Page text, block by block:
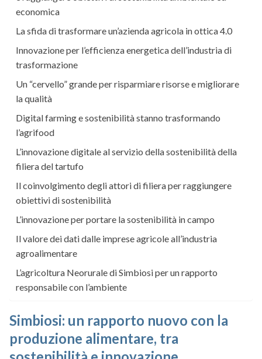
economica
La sfida di trasformare un’azienda agricola in ottica 4.0
Innovazione per l’efficienza energetica dell’industria di
trasformazione
Un “cervello” grande per risparmiare risorse e migliorare
la qualità
Digital farming e sostenibilità stanno trasformando
l’agrifood
L’innovazione digitale al servizio della sostenibilità della
filiera del tartufo
Il coinvolgimento degli attori di filiera per raggiungere
obiettivi di sostenibilità
L’innovazione per portare la sostenibilità in campo
Il valore dei dati dalle imprese agricole all’industria
agroalimentare
L’agricoltura Neorurale di Simbiosi per un rapporto
responsabile con l’ambiente
Simbiosi: un rapporto nuovo con la
produzione alimentare, tra